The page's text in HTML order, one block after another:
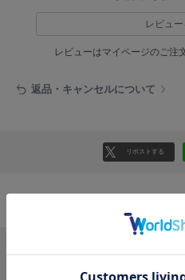
エイミー イストワール
emmi atelier
エトレトウキョウ
レビュー
レビューはマイページのご注
返品・キャンセルについて
リポストする
トップスの人気ランキング